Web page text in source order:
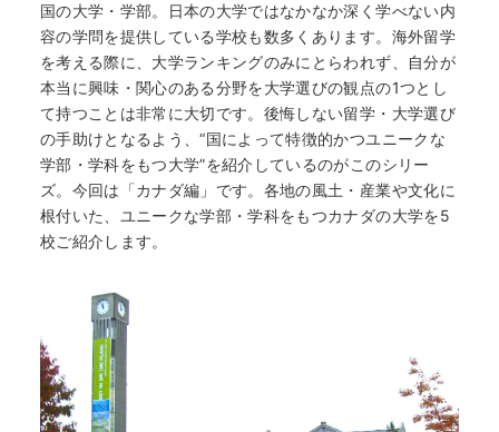
国の大学・学部。日本の大学ではなかなか深く学べない内
容の学問を提供している学校も数多くあります。海外留学
を考える際に、大学ランキングのみにとらわれず、自分が
本当に興味・関心のある分野を大学選びの観点の1つとし
て持つことは非常に大切です。後悔しない留学・大学選び
の手助けとなるよう、“国によって特徴的かつユニークな
学部・学科をもつ大学”を紹介しているのがこのシリー
ズ。今回は「カナダ編」です。各地の風土・産業や文化に
根付いた、ユニークな学部・学科をもつカナダの大学を5
校ご紹介します。